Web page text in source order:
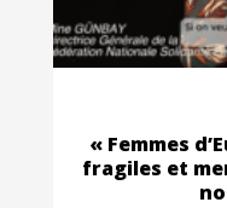
« Femmes
fragiles et